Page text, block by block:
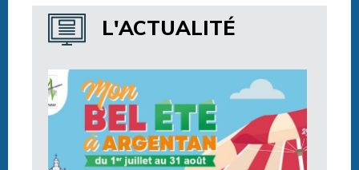
Horaires centre aquatique
L'ACTUALITÉ